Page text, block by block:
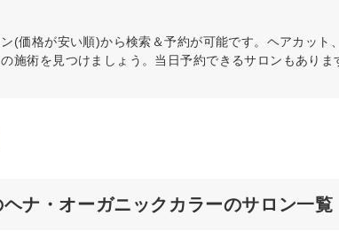
(価格が安い順)から検索＆予約が可能です。ヘアカッ
施術を見つけましょう。当日予約できるサロンもありま
ナ・オーガニックカラーのサロン一覧